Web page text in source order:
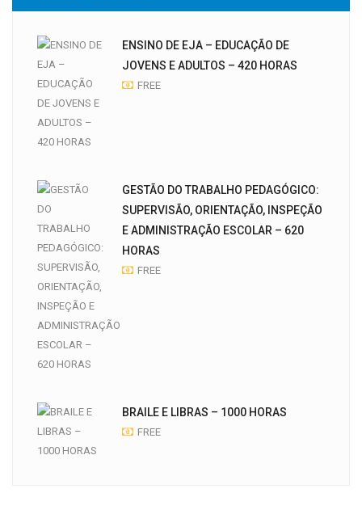
ENSINO DE EJA – EDUCAÇÃO DE
JOVENS E ADULTOS – 420 HORAS
FREE
GESTÃO DO TRABALHO PEDAGÓGICO:
SUPERVISÃO, ORIENTAÇÃO, INSPEÇÃO
E ADMINISTRAÇÃO ESCOLAR – 620
HORAS
FREE
BRAILE E LIBRAS – 1000 HORAS
FREE